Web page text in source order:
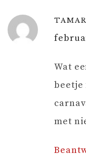
Wat
beetje
met